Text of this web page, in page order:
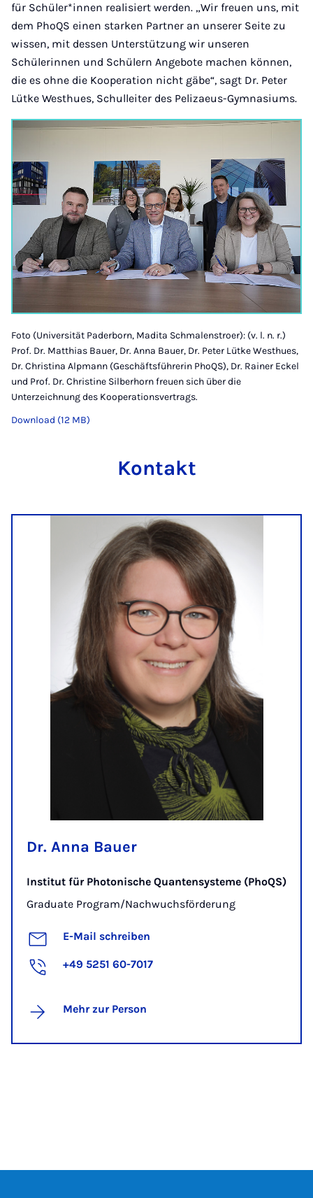
für Schüler*innen realisiert werden. „Wir freuen uns, mit
dem PhoQS einen starken Partner an unserer Seite zu
wissen, mit dessen Unterstützung wir unseren
Schülerinnen und Schülern Angebote machen können,
die es ohne die Kooperation nicht gäbe“, sagt Dr. Peter
Lütke Westhues, Schulleiter des Pelizaeus-Gymnasiums.
Foto (Universität Paderborn, Madita Schmalenstroer): (v. l. n. r.)
Prof. Dr. Matthias Bauer, Dr. Anna Bauer, Dr. Peter Lütke Westhues,
Dr. Christina Alpmann (Geschäftsführerin PhoQS), Dr. Rainer Eckel
und Prof. Dr. Christine Silberhorn freuen sich über die
Unterzeichnung des Kooperationsvertrags.
Download (12 MB)
Kontakt
Dr. Anna Bauer
Institut für Photonische Quantensysteme (PhoQS)
Graduate Program/Nachwuchsförderung
E-Mail schreiben
+49 5251 60-7017
Mehr zur Person